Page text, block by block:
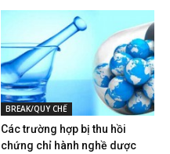
BREAK/QUY CHẾ
Các trường hợp bị thu hồi
chứng chỉ hành nghề dược